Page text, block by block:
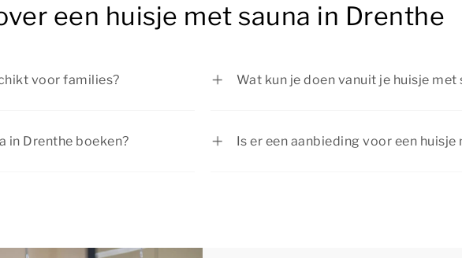
een huisje met sauna in Drenthe
voor families?
Wat kun je doen vanuit je huisje met
in Drenthe boeken?
Is er een aanbieding voor een huisje